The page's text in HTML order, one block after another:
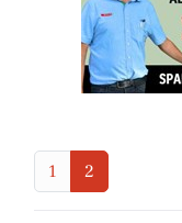
1 2